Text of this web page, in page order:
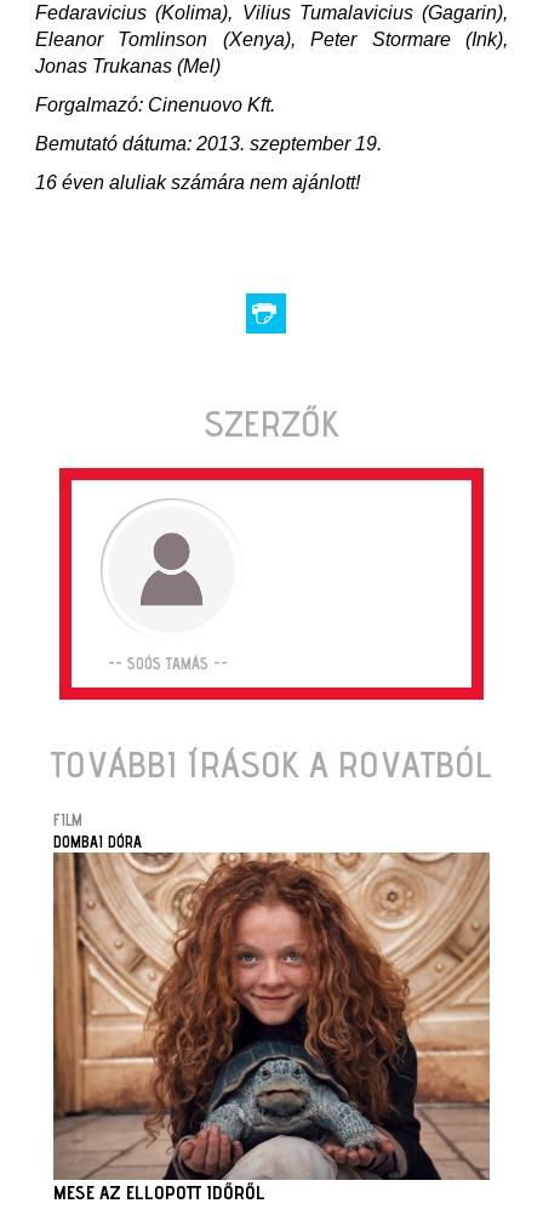
Fedaravicius (Kolima), Vilius Tumalavicius (Gagarin),
Eleanor Tomlinson (Xenya), Peter Stormare (Ink),
Jonas Trukanas (Mel)
Forgalmazó: Cinenuovo Kft.
Bemutató dátuma: 2013. szeptember 19.
16 éven aluliak számára nem ajánlott!
SZERZŐK
-- SOÓS TAMÁS --
TOVÁBBI ÍRÁSOK A ROVATBÓL
FILM
DOMBAI DÓRA
MESE AZ ELLOPOTT IDŐRŐL